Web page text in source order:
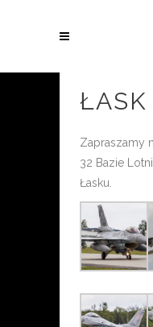
ŁASK
Zapraszamy
32 Bazie
Łasku.